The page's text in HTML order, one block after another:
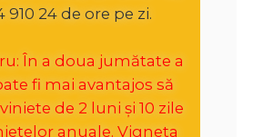
910 24 de ore pe zi.
În a doua jumătate a
fi mai avantajos să
de 2 luni și 10 zile
anuale. Vigneta